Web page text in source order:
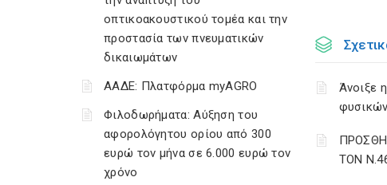
οπτικοακουστικού τομέα και την
προστασία των πνευματικών
δικαιωμάτων
ΑΑΔΕ: Πλατφόρμα myAGRO
Φιλοδωρήματα: Αύξηση του
αφορολόγητου ορίου από 300
ευρώ τον μήνα σε 6.000 ευρώ τον
χρόνο
Άνοιξε
ΤΟΝ